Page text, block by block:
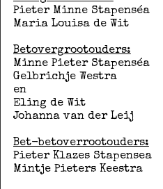
Pieter Minne Stapenséa
Maria Louisa de Wit
Betovergrootouders:
Minne Pieter Stapenséa
Gelbrichje Westra
en
Eling de Wit
Johanna van der Leij
Bet-betoverrootouders:
Pieter Klazes Stapensea
Mintje Pieters Keestra